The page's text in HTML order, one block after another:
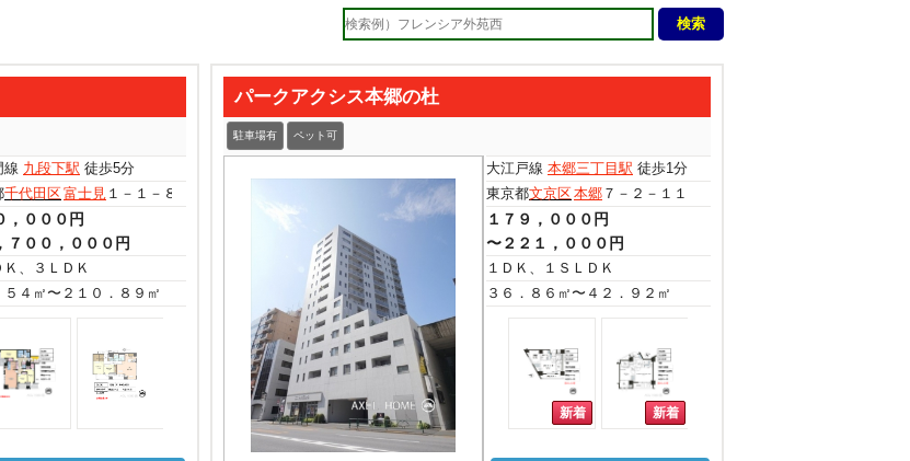
線 九段下駅 徒歩5分
千代田区富士見 １－１－８
，０００円
７００，０００円
Ｋ、３ＬＤＫ
５４㎡〜２１０．８９㎡
パークアクシス本郷の杜
駐車場有 ペット可
大江戸線 本郷三丁目駅 徒歩1分
東京都文京区本郷 ７－２－１１
１７９，０００円
〜２２１，０００円
１ＤＫ、１ＳＬＤＫ
３６．８６㎡〜４２．９２㎡